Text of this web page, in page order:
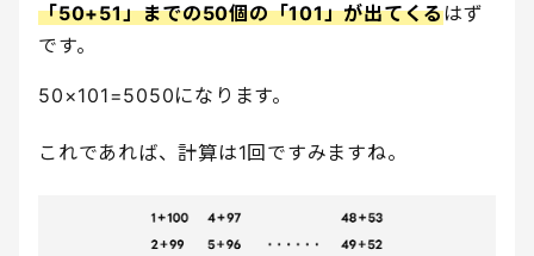
「50+51」までの50個の「101」が出てくるはず
です。
50×101=5050になります。
これであれば、計算は1回ですみますね。